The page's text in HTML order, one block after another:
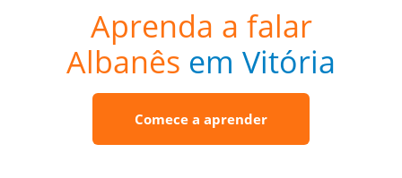
Aprenda a falar
Albanês em Vitória
Comece a aprender